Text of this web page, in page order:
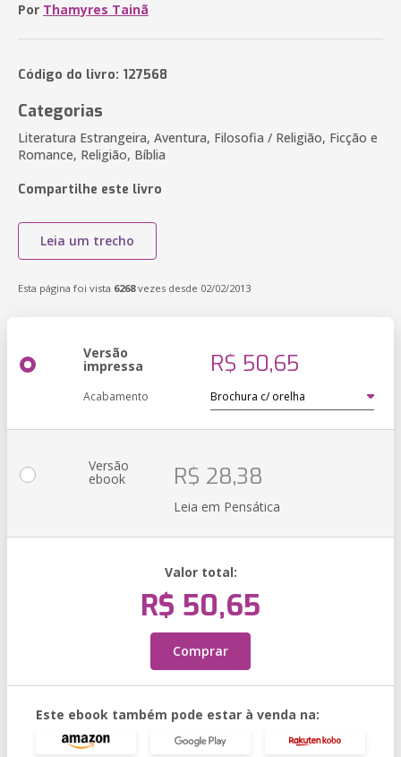
Por Thamyres Tainã
Código do livro: 127568
Categorias
Literatura Estrangeira, Aventura, Filosofia / Religião, Ficção e
Romance, Religião, Bíblia
Compartilhe este livro
Leia um trecho
Esta página foi vista 6268vezes desde 02/02/2013
Versão
impressa R$ 50,65
Acabamento
Versão
ebook R$ 28,38
Leia em Pensática
Valor total:
R$ 50,65
Comprar
Este ebook também pode estar à venda na: